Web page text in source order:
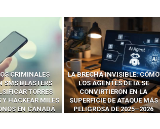
CRIMINALES
SMS BLASTERS
TORRES
Y HACKEAR MILES
EN CANADÁ
LA BRECHA INVISIBLE: CÓMO
LOS AGENTES DE IA SE
CONVIRTIERON EN LA
SUPERFICIE DE ATAQUE MÁS
PELIGROSA DE 2025–2026